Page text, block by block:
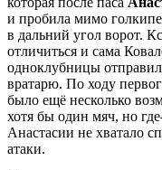
и пробила мимо
в дальний угол ворот.
отличиться и сама
одноклубницы
вратарю. По ходу
было ещё несколько
хотя бы один мяч, но
Анастасии не хватало
атаки.